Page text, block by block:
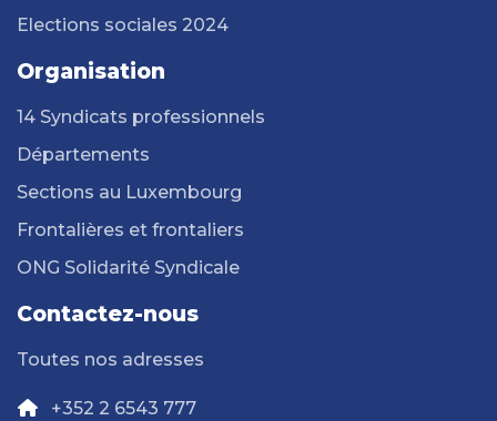
Elections sociales 2024
Organisation
14 Syndicats professionnels
Départements
Sections au Luxembourg
Frontalières et frontaliers
ONG Solidarité Syndicale
Contactez-nous
Toutes nos adresses
+352 2 6543 777